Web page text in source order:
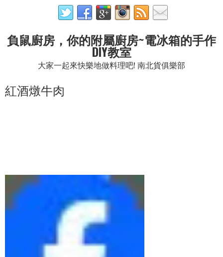
負鼠廚房，你的附屬廚房~電冰箱的手作
DIY教室
大家一起來快樂地做料理吧! 南北貨俱樂部
紅酒燉牛肉